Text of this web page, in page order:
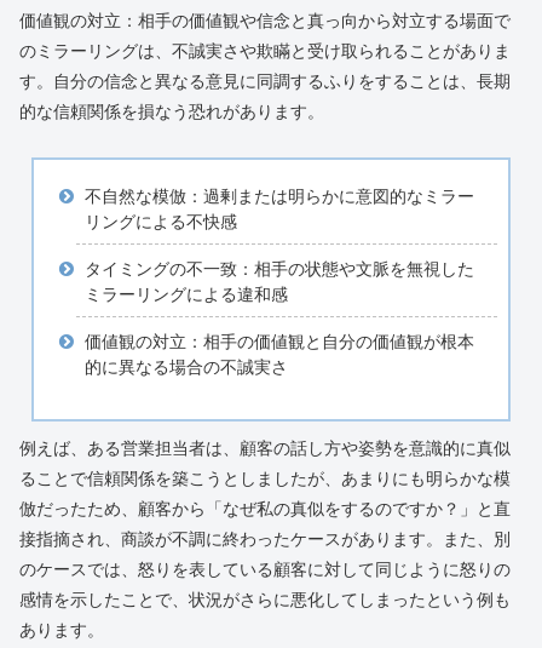
価値観の対立：相手の価値観や信念と真っ向から対立する場面で
のミラーリングは、不誠実さや欺瞞と受け取られることがありま
す。自分の信念と異なる意見に同調するふりをすることは、長期
的な信頼関係を損なう恐れがあります。
不自然な模倣：過剰または明らかに意図的なミラー
リングによる不快感
タイミングの不一致：相手の状態や文脈を無視した
ミラーリングによる違和感
価値観の対立：相手の価値観と自分の価値観が根本
的に異なる場合の不誠実さ
例えば、ある営業担当者は、顧客の話し方や姿勢を意識的に真似
ることで信頼関係を築こうとしましたが、あまりにも明らかな模
倣だったため、顧客から「なぜ私の真似をするのですか？」と直
接指摘され、商談が不調に終わったケースがあります。また、別
のケースでは、怒りを表している顧客に対して同じように怒りの
感情を示したことで、状況がさらに悪化してしまったという例も
あります。